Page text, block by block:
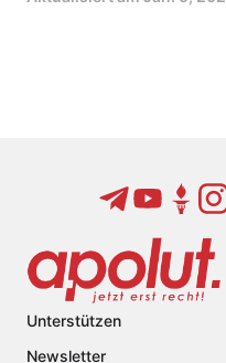
Unterstützen
Newsletter